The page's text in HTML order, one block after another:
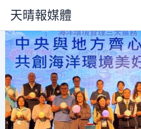
主
要
內
天晴報媒體